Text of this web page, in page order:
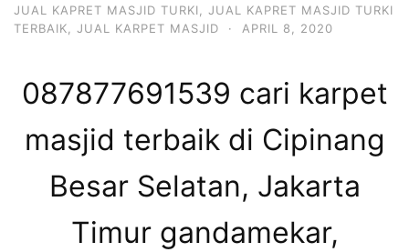
JUAL KAPRET MASJID TURKI
JUAL KAPRET MASJID TURKI
TERBAIK
JUAL KARPET MASJID · APRIL 8, 2020
087877691539 cari karpet
masjid terbaik di Cipinang
Besar Selatan, Jakarta
Timur gandamekar,